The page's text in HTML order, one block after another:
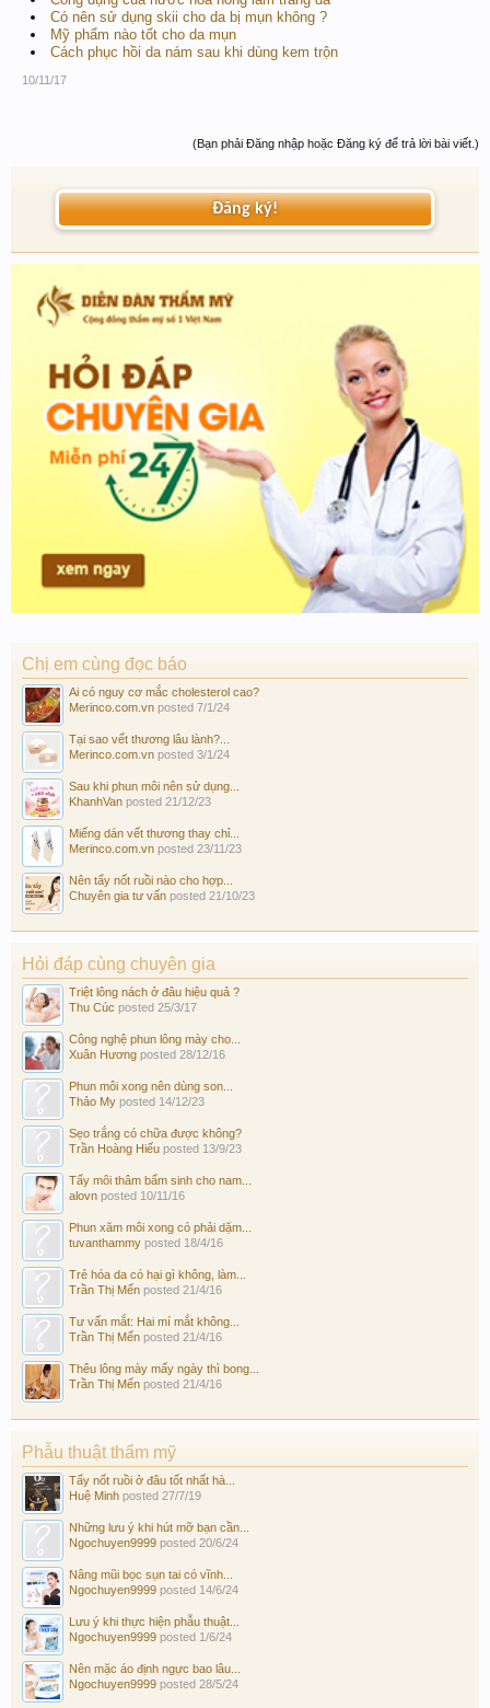
Có nên sử dụng skii cho da bị mụn không ?
Mỹ phẩm nào tốt cho da mụn
Cách phục hồi da nám sau khi dùng kem trộn
10/11/17
(Bạn phải Đăng nhập hoặc Đăng ký để trả lời bài viết.)
Đăng ký!
Chị em cùng đọc báo
Ai có nguy cơ mắc cholesterol cao?
Merinco.com.vn posted 7/1/24
Tại sao vết thương lâu lành?...
Merinco.com.vn posted 3/1/24
Sau khi phun môi nên sử dụng...
KhanhVan posted 21/12/23
Miếng dán vết thương thay chỉ...
Merinco.com.vn posted 23/11/23
Nên tẩy nốt ruồi nào cho hợp...
Chuyên gia tư vấn posted 21/10/23
Hỏi đáp cùng chuyên gia
Triệt lông nách ở đâu hiệu quả ?
Thu Cúc posted 25/3/17
Công nghệ phun lông mày cho...
Xuân Hương posted 28/12/16
Phun môi xong nên dùng son...
Thảo My posted 14/12/23
Sẹo trắng có chữa được không?
Trần Hoàng Hiếu posted 13/9/23
Tẩy môi thâm bẩm sinh cho nam...
alovn posted 10/11/16
Phun xăm môi xong có phải dặm...
tuvanthammy posted 18/4/16
Trẻ hóa da có hại gì không, làm...
Trần Thị Mến posted 21/4/16
Tư vấn mắt: Hai mí mắt không...
Trần Thị Mến posted 21/4/16
Thêu lông mày mấy ngày thì bong...
Trần Thị Mến posted 21/4/16
Phẫu thuật thẩm mỹ
Tẩy nốt ruồi ở đâu tốt nhất hà...
Huệ Minh posted 27/7/19
Những lưu ý khi hút mỡ bạn cần...
Ngochuyen9999 posted 20/6/24
Nâng mũi bọc sụn tai có vĩnh...
Ngochuyen9999 posted 14/6/24
Lưu ý khi thực hiện phẫu thuật...
Ngochuyen9999 posted 1/6/24
Nên mặc áo định ngực bao lâu...
Ngochuyen9999 posted 28/5/24